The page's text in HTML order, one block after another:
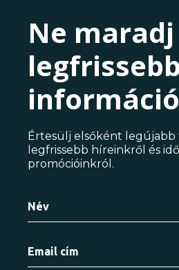
Ne maradj
legfrissebb
Értesülj elsőként legújabb
legfrissebb híreinkről és
promócióinkról.